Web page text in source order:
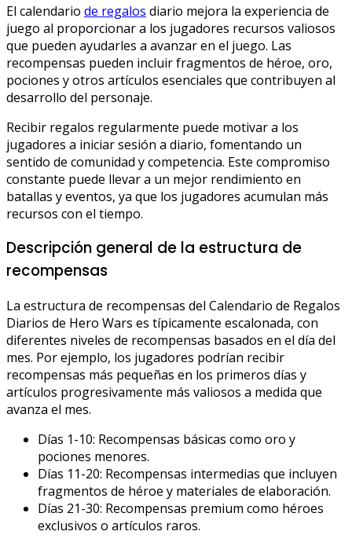
El calendario de regalos diario mejora la experiencia de
juego al proporcionar a los jugadores recursos valiosos
que pueden ayudarles a avanzar en el juego. Las
recompensas pueden incluir fragmentos de héroe, oro,
pociones y otros artículos esenciales que contribuyen al
desarrollo del personaje.
Recibir regalos regularmente puede motivar a los
jugadores a iniciar sesión a diario, fomentando un
sentido de comunidad y competencia. Este compromiso
constante puede llevar a un mejor rendimiento en
batallas y eventos, ya que los jugadores acumulan más
recursos con el tiempo.
Descripción general de la estructura de
recompensas
La estructura de recompensas del Calendario de Regalos
Diarios de Hero Wars es típicamente escalonada, con
diferentes niveles de recompensas basados en el día del
mes. Por ejemplo, los jugadores podrían recibir
recompensas más pequeñas en los primeros días y
artículos progresivamente más valiosos a medida que
avanza el mes.
Días 1-10: Recompensas básicas como oro y
pociones menores.
Días 11-20: Recompensas intermedias que incluyen
fragmentos de héroe y materiales de elaboración.
Días 21-30: Recompensas premium como héroes
exclusivos o artículos raros.